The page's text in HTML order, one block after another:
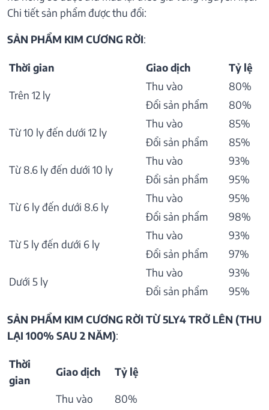
Chi tiết sản phẩm được thu đổi:
SẢN PHẨM KIM CƯƠNG RỜI:
Thời gian Giao dịch Tỷ lệ
Trên 12 ly
Thu vào
80%
Đổi sản phẩm
80%
Từ 10 ly đến dưới 12 ly
Thu vào
85%
Đổi sản phẩm
85%
Từ 8.6 ly đến dưới 10 ly
Thu vào
93%
Đổi sản phẩm
95%
Từ 6 ly đến dưới 8.6 ly
Thu vào
95%
Đổi sản phẩm
98%
Từ 5 ly đến dưới 6 ly
Thu vào
93%
Đổi sản phẩm
97%
Dưới 5 ly
Thu vào
93%
Đổi sản phẩm
95%
SẢN PHẨM KIM CƯƠNG RỜI TỪ 5LY4 TRỞ LÊN (THU
LẠI 100% SAU 2 NĂM):
Thời
gian
Giao dịch Tỷ lệ
Thu vào
80%